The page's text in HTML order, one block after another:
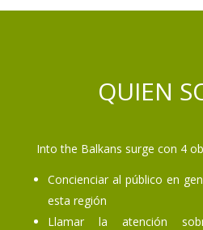
QUIEN
Into the Balkans surge con 4
Concienciar al público en
esta región
Llamar la atención